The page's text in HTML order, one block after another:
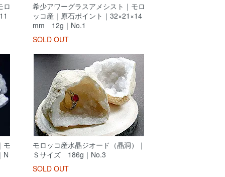
ロ
希少アワーグラスアメシスト｜モロ
ッコ産｜原石ポイント｜32×21×14
mm 12g｜No.1
SOLD OUT
モ
N
モロッコ産水晶ジオード（晶洞）｜
Ｓサイズ 186g｜No.3
SOLD OUT